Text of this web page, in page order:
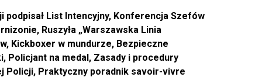
podpisał List Intencyjny, Konferencja Szefów
Ruszyła „Warszawska Linia
Kickboxer w mundurze, Bezpieczne
Policjant na medal, Zasady i procedury
Policji, Praktyczny poradnik savoir-vivre